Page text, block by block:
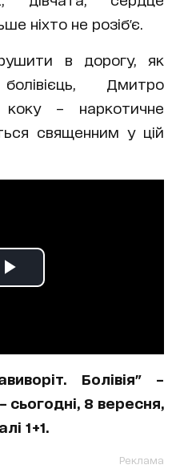
ніхто не розіб'є.
в дорогу, як
болівієць, Дмитро
– наркотичне
священним у цій
Болівія" –
8 вересня,
1+1.
Реклама